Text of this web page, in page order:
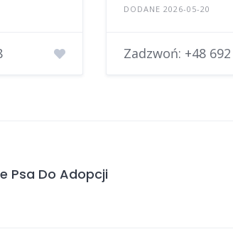
DODANE 2026-05-20
Zadzwoń: +48
Psa Do Adopcji